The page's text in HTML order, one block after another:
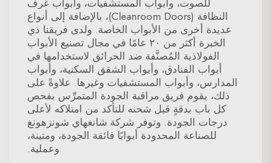
للصوت، وأبواب المستشفيات، وأبواب غرف
النظافة (Cleanroom Doors)، بالإضافة إلى أنواع
عديدة أخرى من الأبواب الخاصة. ولدى فريقنا ذي
الخبرة أكثر من ٢٠ عامًا في مجال تصنيع الأبواب
الفولاذية المُصنَّفة ضد الحرائق لاستخدامها في
أبواب الفنادق، وأبواب الشقق السكنية، وأبواب
المدارس، وأبواب المستشفيات وغيرها. علاوةً على
ذلك، يقوم فريق مراقبة الجودة المتمرِّس بفحص
كل باب بدقةٍ قبل شحنه للتأكد من امتلاكه لأعلى
درجات الجودة. وتوفر شركة شانغهاي شونزهونغ
للصناعة المحدودة أبوابًا فائقة الجودة، ومتينة،
وعملية.